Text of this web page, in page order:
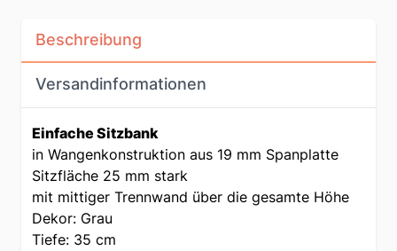
Beschreibung
Versandinformationen
Einfache Sitzbank
in Wangenkonstruktion aus 19 mm Spanplatte
Sitzfläche 25 mm stark
mit mittiger Trennwand über die gesamte Höhe
Dekor: Grau
Tiefe: 35 cm